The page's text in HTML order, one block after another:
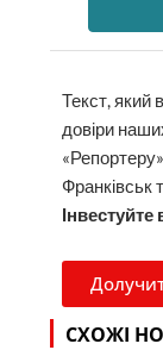
Текст, який
довіри
Франківськ
СХОЖІ